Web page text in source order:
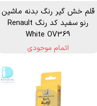
قلم خش گیر رنگ بدنه ماشین
رنو سفید کد رنگ Renault
White OV369
اتمام موجودی